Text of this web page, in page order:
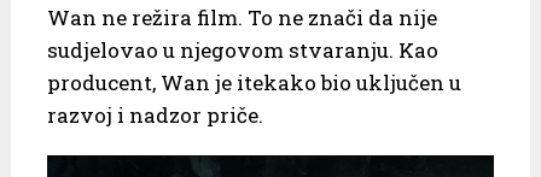
Wan ne režira film. To ne znači da nije
sudjelovao u njegovom stvaranju. Kao
producent, Wan je itekako bio uključen u
razvoj i nadzor priče.